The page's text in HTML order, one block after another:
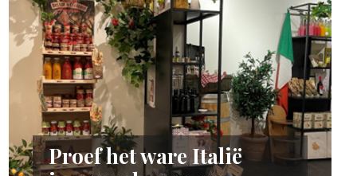
Proef het ware Italië